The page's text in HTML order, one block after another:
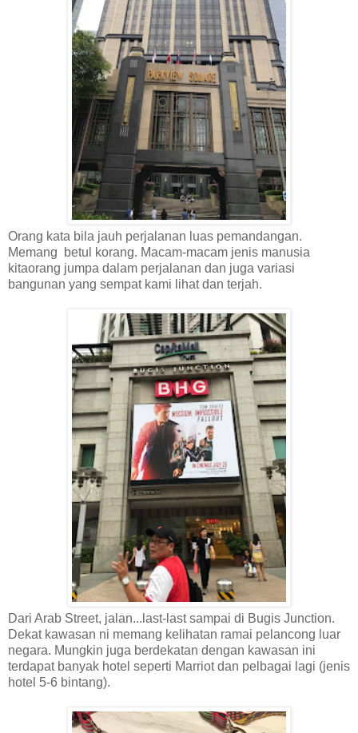
Orang kata bila jauh perjalanan luas pemandangan.
Memang betul korang. Macam-macam jenis manusia
kitaorang jumpa dalam perjalanan dan juga variasi
bangunan yang sempat kami lihat dan terjah.
Dari Arab Street, jalan...last-last sampai di Bugis Junction.
Dekat kawasan ni memang kelihatan ramai pelancong luar
negara. Mungkin juga berdekatan dengan kawasan ini
terdapat banyak hotel seperti Marriot dan pelbagai lagi (jenis
hotel 5-6 bintang).